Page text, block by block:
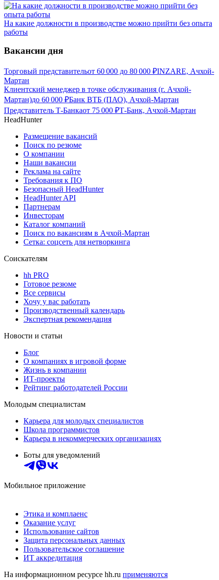
На какие должности в производстве можно прийти без опыта
работы
Вакансии дня
Торговый представительот 60 000 до 80 000 ₽INZARE, Ачхой-
Мартан
Клиентский менеджер в точке обслуживания (г. Ачхой-
Мартан)до 60 000 ₽Банк ВТБ (ПАО), Ачхой-Мартан
Представитель Т-Банкаот 75 000 ₽Т-Банк, Ачхой-Мартан
HeadHunter
Размещение вакансий
Поиск по резюме
О компании
Наши вакансии
Реклама на сайте
Требования к ПО
Безопасный HeadHunter
HeadHunter API
Партнерам
Инвесторам
Каталог компаний
Поиск по вакансиям в Ачхой-Мартан
Сетка: соцсеть для нетворкинга
Соискателям
hh PRO
Готовое резюме
Все сервисы
Хочу у вас работать
Производственный календарь
Экспертная рекомендация
Новости и статьи
Блог
О компаниях в игровой форме
Жизнь в компании
ИТ-проекты
Рейтинг работодателей России
Молодым специалистам
Карьера для молодых специалистов
Школа программистов
Карьера в некоммерческих организациях
Боты для уведомлений
Мобильное приложение
Этика и комплаенс
Оказание услуг
Использование сайтов
Защита персональных данных
Пользовательское соглашение
ИТ аккредитация
На информационном ресурсе hh.ru применяются